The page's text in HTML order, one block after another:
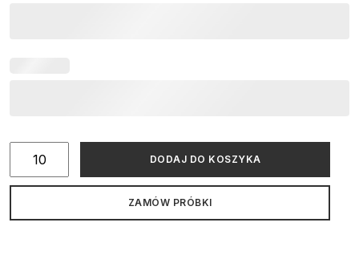
ilość
zaproszenie
DODAJ DO KOSZYKA
ZAMÓW PRÓBKI